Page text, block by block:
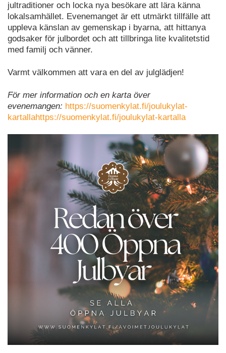
jultraditioner och locka nya besökare att lära känna
lokalsamhället. Evenemanget är ett utmärkt tillfälle att
uppleva känslan av gemenskap i byarna, att hittanya
godsaker för julbordet och att tillbringa lite kvalitetstid
med familj och vänner.
Varmt välkommen att vara en del av julglädjen!
För mer information och en karta över
evenemangen: https://suomenkylat.fi/joulukylat-
kartallahttps://suomenkylat.fi/joulukylat-kartalla